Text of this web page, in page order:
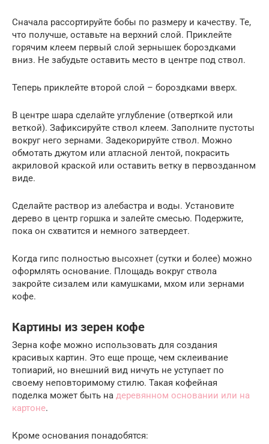
Сначала рассортируйте бобы по размеру и качеству. Те,
что получше, оставьте на верхний слой. Приклейте
горячим клеем первый слой зернышек бороздками
вниз. Не забудьте оставить место в центре под ствол.
Теперь приклейте второй слой – бороздками вверх.
В центре шара сделайте углубление (отверткой или
веткой). Зафиксируйте ствол клеем. Заполните пустоты
вокруг него зернами. Задекорируйте ствол. Можно
обмотать джутом или атласной лентой, покрасить
акриловой краской или оставить ветку в первозданном
виде.
Сделайте раствор из алебастра и воды. Установите
дерево в центр горшка и залейте смесью. Подержите,
пока он схватится и немного затвердеет.
Когда гипс полностью высохнет (сутки и более) можно
оформлять основание. Площадь вокруг ствола
закройте сизалем или камушками, мхом или зернами
кофе.
Картины из зерен кофе
Зерна кофе можно использовать для создания
красивых картин. Это еще проще, чем склеивание
топиарий, но внешний вид ничуть не уступает по
своему неповторимому стилю. Такая кофейная
поделка может быть на деревянном основании или на
картоне.
Кроме основания понадобятся: